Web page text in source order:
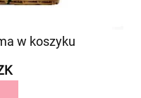
w koszyku